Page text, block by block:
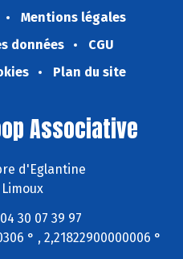
Mentions légales
données
CGU
Plan du site
Associative
d'Eglantine
30 07 39 97
° , 2,21822900000006 °